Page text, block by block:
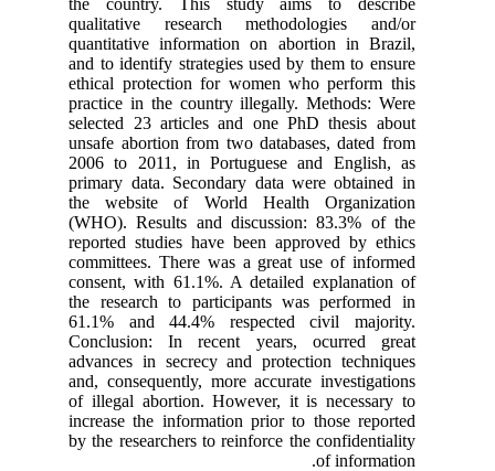
the country. This study aims to describe
qualitative research methodologies and/or
quantitative information on abortion in Brazil,
and to identify strategies used by them to ensure
ethical protection for women who perform this
practice in the country illegally. Methods: Were
selected 23 articles and one PhD thesis about
unsafe abortion from two databases, dated from
2006 to 2011, in Portuguese and English, as
primary data. Secondary data were obtained in
the website of World Health Organization
(WHO). Results and discussion: 83.3% of the
reported studies have been approved by ethics
committees. There was a great use of informed
consent, with 61.1%. A detailed explanation of
the research to participants was performed in
61.1% and 44.4% respected civil majority.
Conclusion: In recent years, ocurred great
advances in secrecy and protection techniques
and, consequently, more accurate investigations
of illegal abortion. However, it is necessary to
increase the information prior to those reported
by the researchers to reinforce the confidentiality
of information.